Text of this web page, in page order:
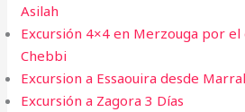
Asilah
Excursión 4×4 en Merzouga por
Chebbi
Excursion a Essaouira desde
Excursión a Zagora 3 Días